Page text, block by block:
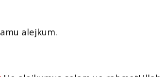
alejkum.